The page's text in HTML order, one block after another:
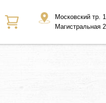
Московский тр.
Магистральная